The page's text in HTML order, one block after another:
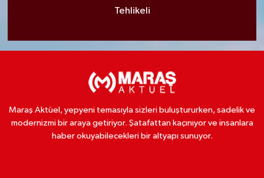
Tehlikeli
Maraş Aktüel, yepyeni temasıyla sizleri buluştururken, sadelik ve
modernizmi bir araya getiriyor. Şatafattan kaçınıyor ve insanlara
haber okuyabilecekleri bir altyapı sunuyor.